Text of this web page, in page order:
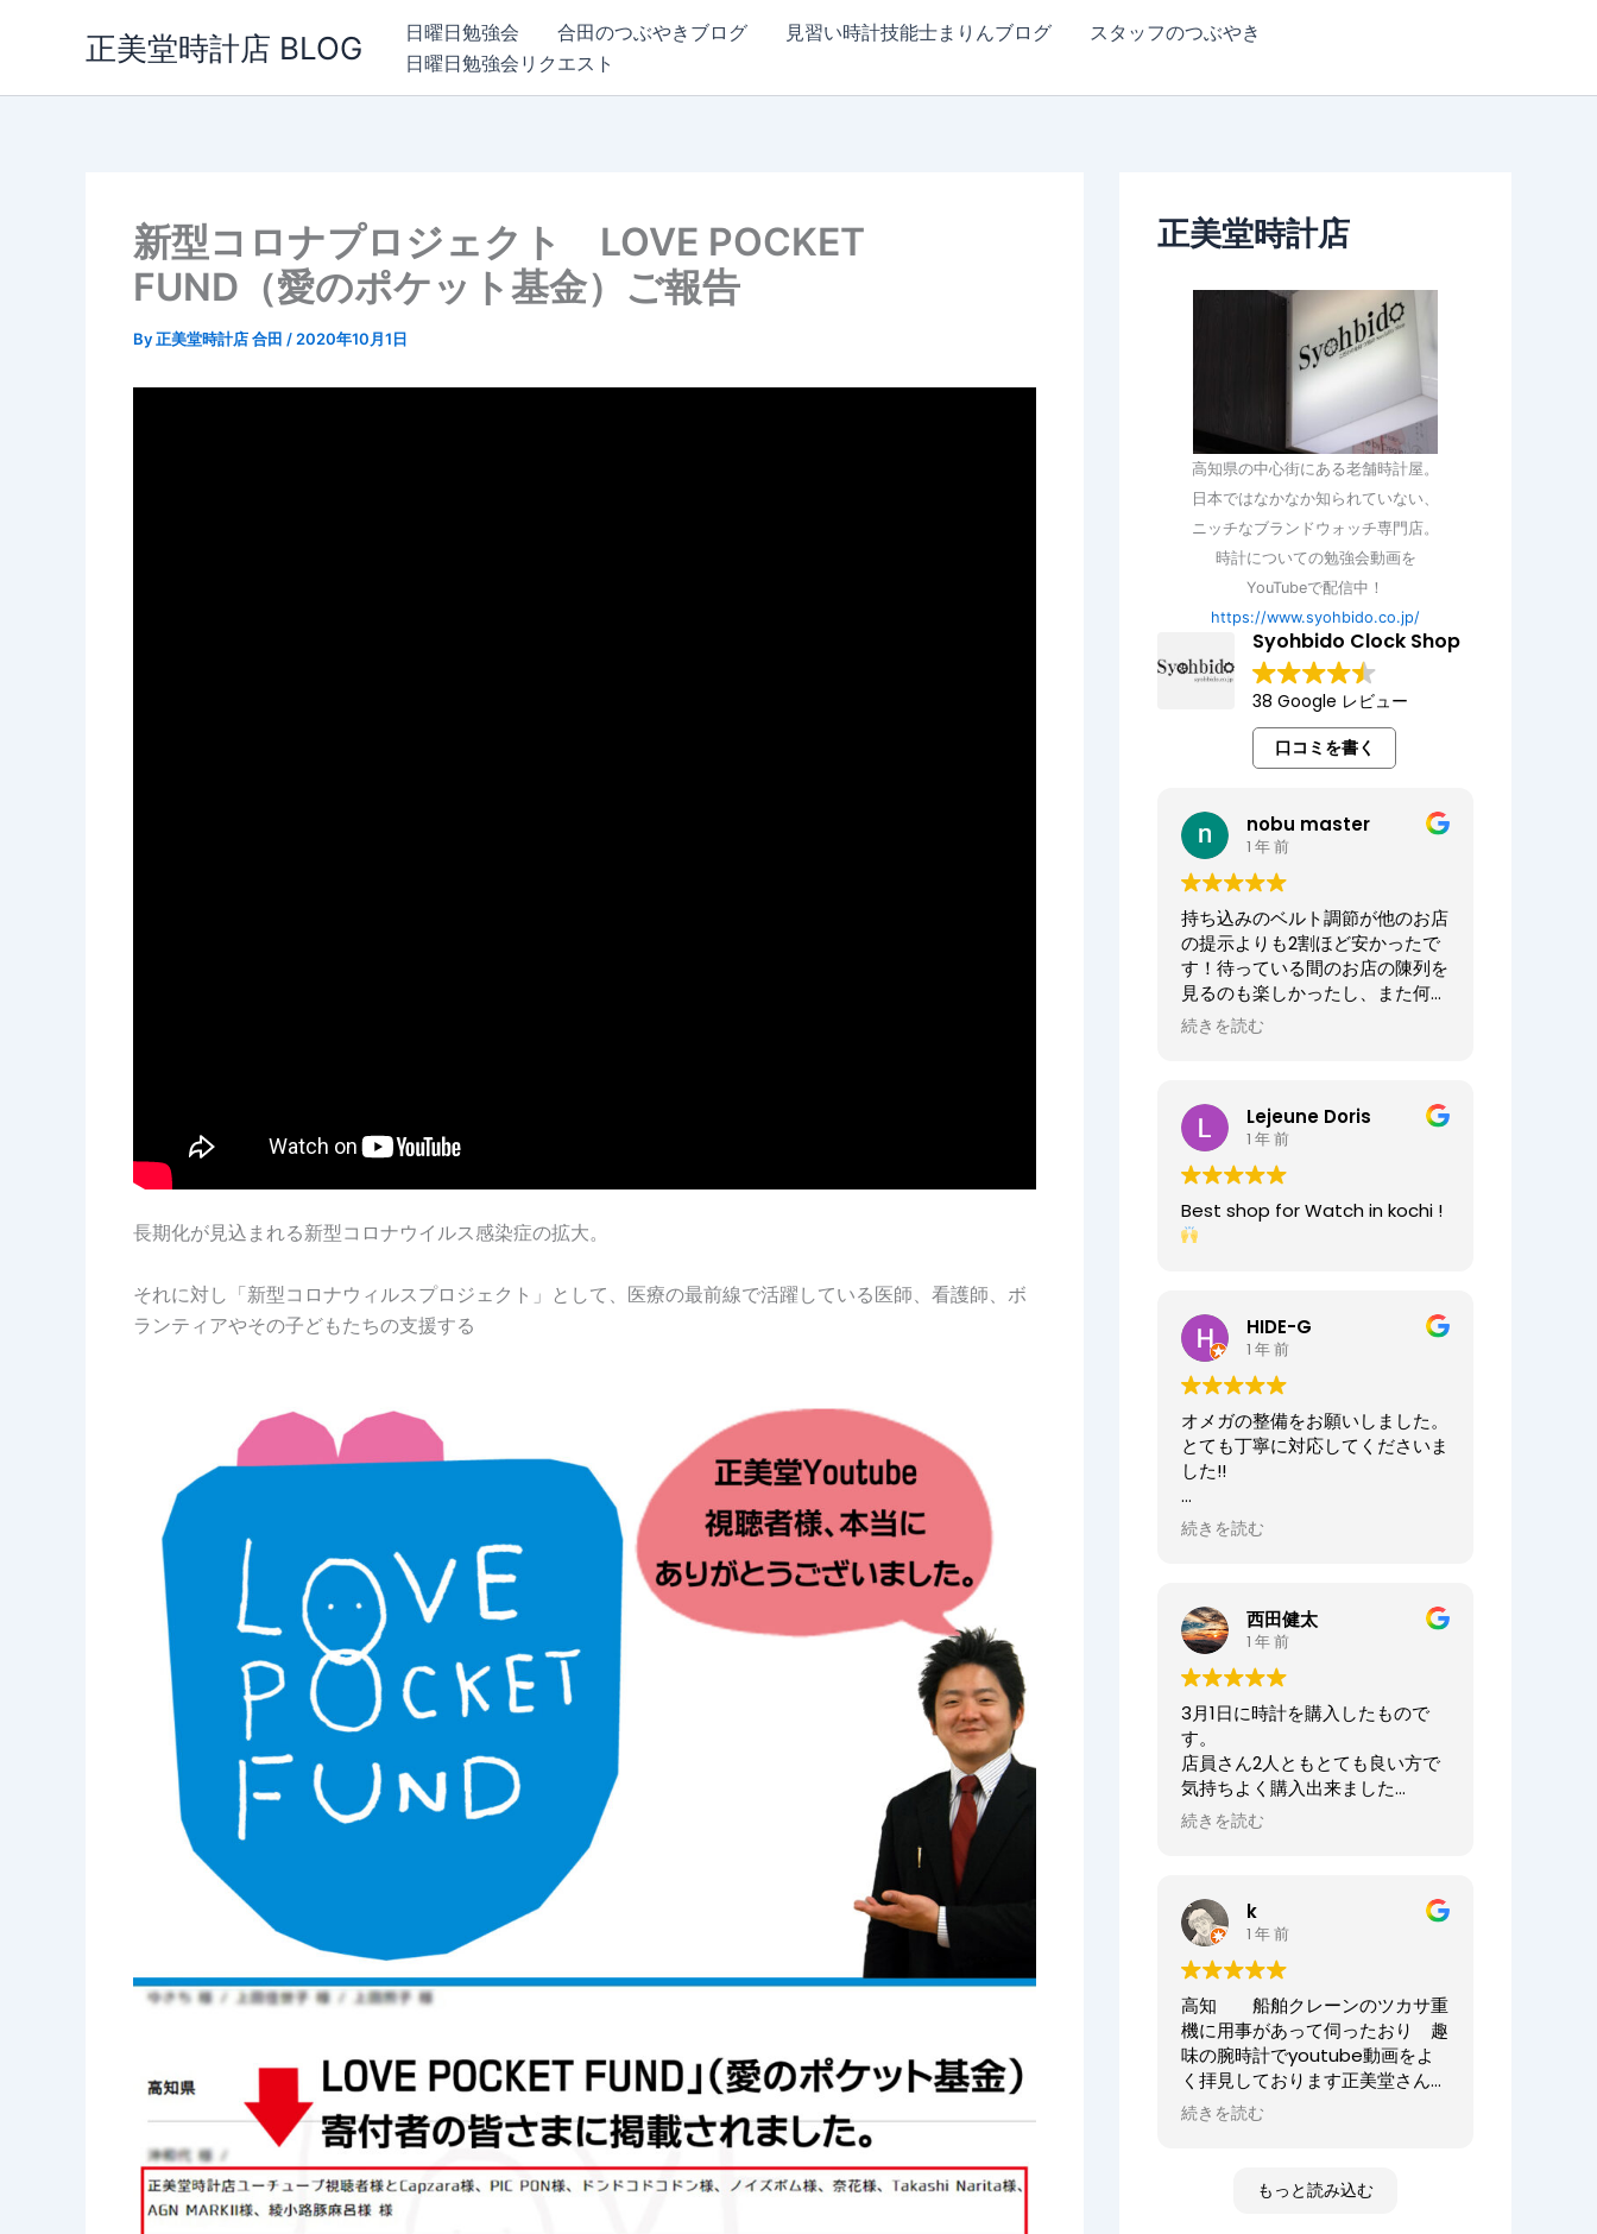
正美堂時計店 BLOG 日曜日勉強会 合田のつぶやきブログ 見習い時計技能士まりんブログ
スタッフのつぶやき
日曜日勉強会リクエスト
新型コロナプロジェクト LOVE POCKET
FUND（愛のポケット基金）ご報告
By正美堂時計店 合田 / 2020年10月1日
長期化が見込まれる新型コロナウイルス感染症の拡大。
それに対し「新型コロナウィルスプロジェクト」として、医療の最前線で活躍している医師、看護師、ボ
ランティアやその子どもたちの支援する
正美堂時計店
高知県の中心街にある老舗時計屋。
日本ではなかなか知られていない、
ニッチなブランドウォッチ専門店。
時計についての勉強会動画を
YouTubeで配信中！
https://www.syohbido.co.jp/
Syohbido Clock Shop
38 Google レビュー
口コミを書く
nobu master
1 年 前
持ち込みのベルト調節が他のお店
の提示よりも2割ほど安かったで
す！待っている間のお店の陳列を
見るのも楽しかったし、また何か
あればお願いしたいお店でした。
た。店員の方が親切なのに加え、
時計がお好きなのが伝わってきま
すし、寄り添った接客をしてくれ
ましたので、買い物が気持ちよく
できました。また、おすすめ通り
交換したベルトもガラッと雰囲気
と仕事がマッチしたご商売は人の
心を豊かにするんだなぁと感じ入
りました。ありがとうございま
す。
オーナーからの返信
先日はベルト調整のご依頼誠にあ
店内も楽しんでいただけて何より
でございます。
ませ。
続きを読む
Lejeune Doris
1 年 前
Best shop for Watch in kochi !
HIDE-G
1 年 前
オメガの整備をお願いしました。
とても丁寧に対応してくださいま
した!!
オーナーからの返信
HIDE-G様
正美堂時計店でございます。
この度は大切な時計の修理をお任
せいただき誠にありがとうござい
ます。
また、嬉しい口コミも誠にありが
とうございます！！
何度も来ていただき申し訳ござい
ませんでした。
ル等、永くお付き合いいただけま
すと幸いです。
どうぞよろしくお願いいたしま
す。
正美堂時計店スタッフ
続きを読む
西田健太
1 年 前
3月1日に時計を購入したもので
す。
店員さん2人ともとても良い方で
気持ちよく購入出来ました
ありがとうございました
この度は数ある時計店の中から当
店へご来店いただき誠にありがと
うございました。
また、嬉しいまで、誠に口コミい
ただきありがとうございます。
大切な時計選びにお立ち会いでき
てとても嬉しかったです
またベルトのサイズが合わなくな
続きを読む
k
1 年 前
高知 船舶クレーンのツカサ重
機に用事があって伺ったおり 趣
味の腕時計でyoutube動画をよ
く拝見しております正美堂さん
へ 冷やかしで伺ってしまいまし
た ゴメンなさい 小心者ですか
な時間でした
高知 あと何回伺う事があるだ
続きを読む
もっと読み込む